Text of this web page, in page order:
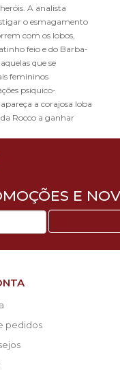
A analista
o esmagamento
com os lobos,
feio e do Barba-
que se
femininos
psíquico-
a corajosa loba
Rocco a ganhar
E
pedidos